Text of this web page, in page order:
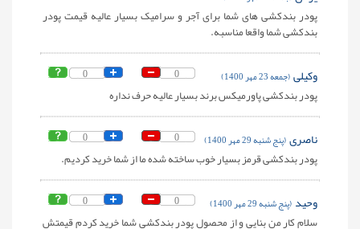
پودر بندکشی های شما برای آجر و سرامیک بسیار عالیه قیمت پودر
بندکشی شما واقعا مناسبه.
0 0 وکیلی(جمعه 23 مهر 1400)
پودر بندکشی پاورمیکس برند بسیار عالیه حرف نداره
0 0 ناصری(پنج شنبه 29 مهر 1400)
پودر بندکشی قرمز بسیار خوب ساخته شده ما از شما خرید کردیم.
0 0 وحید (پنج شنبه 29 مهر 1400)
سلام کار من بنایی و از محصول پودر بندکشی شما خرید کردم قیمتش